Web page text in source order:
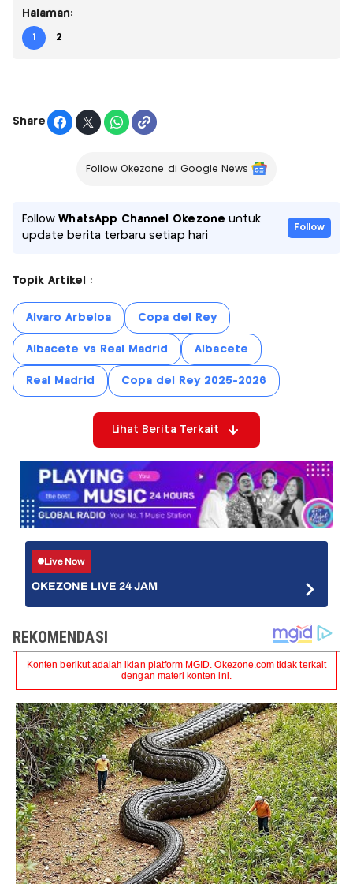
Halaman:
1 2
Share
Follow Okezone di Google News
FollowWhatsApp Channel Okezone untuk
update berita terbaru setiap hari
Follow
Topik Artikel :
Alvaro Arbeloa Copa del Rey
Albacete vs Real Madrid Albacete
Real Madrid Copa del Rey 2025-2026
Lihat Berita Terkait
Live Now
OKEZONE LIVE 24 JAM